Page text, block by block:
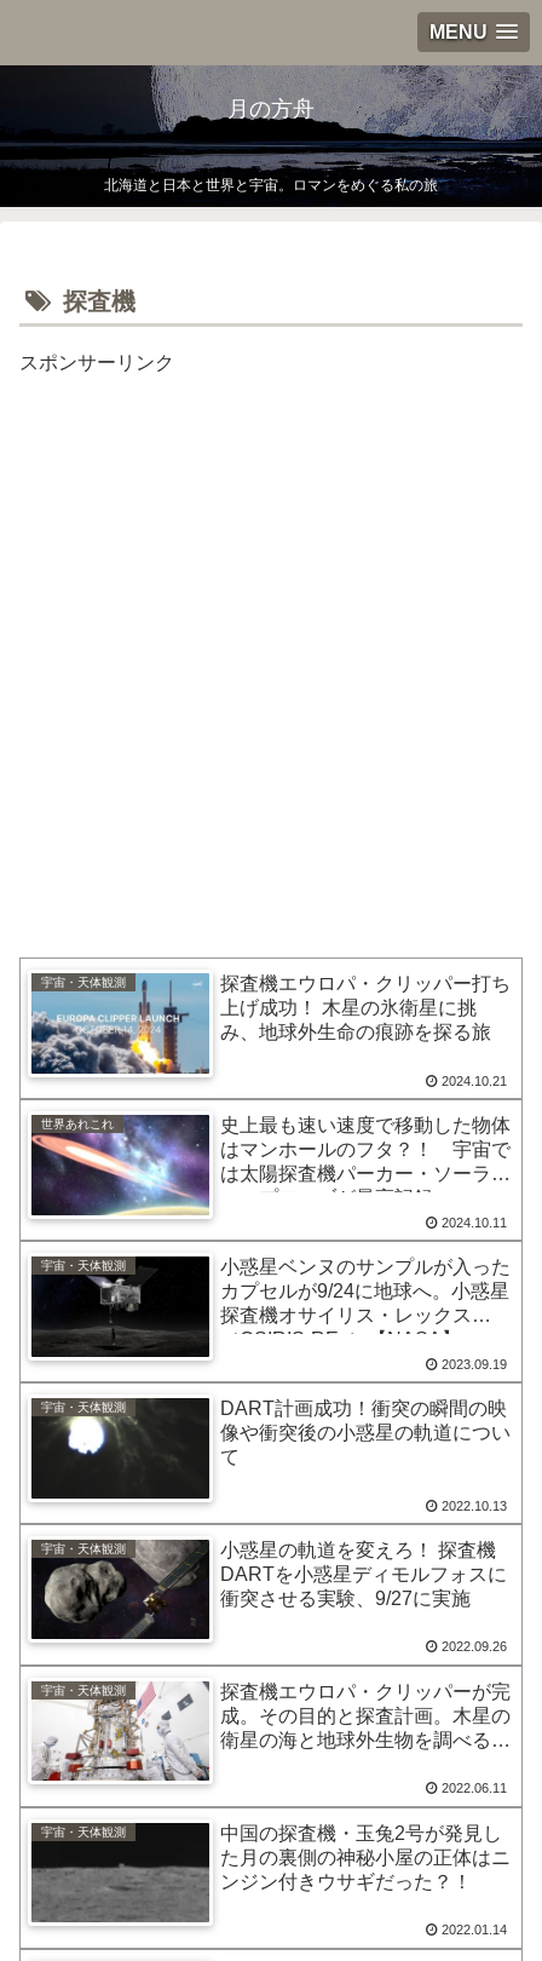
MENU
月の方舟
北海道と日本と世界と宇宙。ロマンをめぐる私の旅
探査機
スポンサーリンク
宇宙・天体観測
探査機エウロパ・クリッパー打ち
上げ成功！ 木星の氷衛星に挑
み、地球外生命の痕跡を探る旅
2024.10.21
世界あれこれ
史上最も速い速度で移動した物体
はマンホールのフタ？！ 宇宙で
は太陽探査機パーカー・ソーラ
ー・プローブが最高記録
2024.10.11
宇宙・天体観測
小惑星ベンヌのサンプルが入った
カプセルが9/24に地球へ。小惑星
探査機オサイリス・レックス
（OSIRIS-REx）【NASA】
2023.09.19
宇宙・天体観測
DART計画成功！衝突の瞬間の映
像や衝突後の小惑星の軌道につい
て
2022.10.13
宇宙・天体観測
小惑星の軌道を変えろ！ 探査機
DARTを小惑星ディモルフォスに
衝突させる実験、9/27に実施
2022.09.26
宇宙・天体観測
探査機エウロパ・クリッパーが完
成。その目的と探査計画。木星の
衛星の海と地球外生物を調べる旅
2022.06.11
宇宙・天体観測
中国の探査機・玉兔2号が発見し
た月の裏側の神秘小屋の正体はニ
ンジン付きウサギだった？！
2022.01.14